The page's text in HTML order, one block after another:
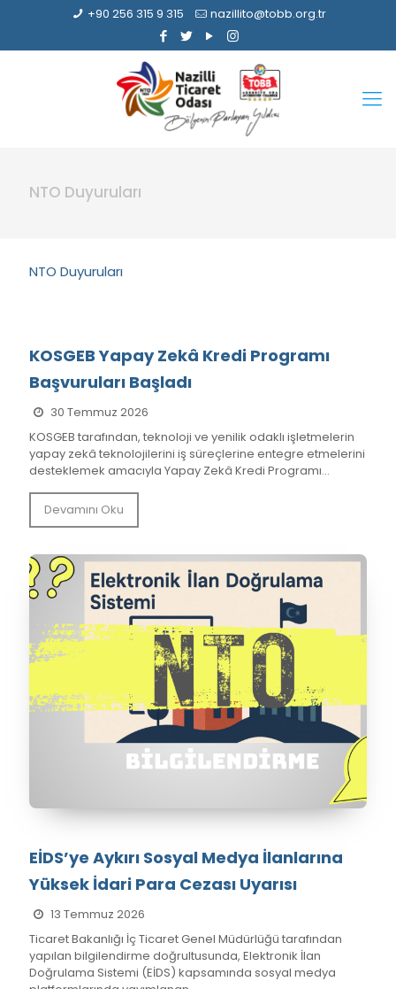
+90 256 315 9 315 nazillito@tobb.org.tr
NTO Duyuruları
NTO Duyuruları
KOSGEB Yapay Zekâ Kredi Programı
Başvuruları Başladı
30 Temmuz 2026
KOSGEB tarafından, teknoloji ve yenilik odaklı işletmelerin
yapay zekâ teknolojilerini iş süreçlerine entegre etmelerini
desteklemek amacıyla Yapay Zekâ Kredi Programı...
Devamını Oku
EİDS’ye Aykırı Sosyal Medya İlanlarına
Yüksek İdari Para Cezası Uyarısı
13 Temmuz 2026
Ticaret Bakanlığı İç Ticaret Genel Müdürlüğü tarafından
yapılan bilgilendirme doğrultusunda, Elektronik İlan
Doğrulama Sistemi (EİDS) kapsamında sosyal medya